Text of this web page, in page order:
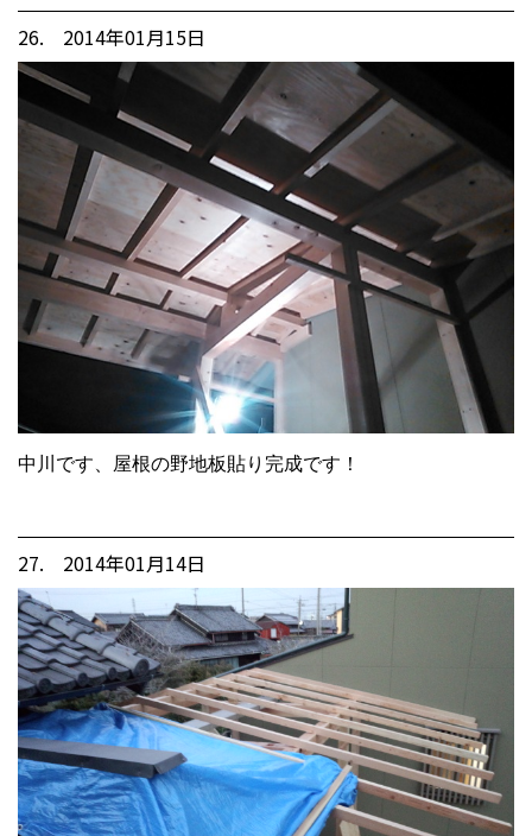
26. 2014年01月15日
中川です、屋根の野地板貼り完成です！
27. 2014年01月14日